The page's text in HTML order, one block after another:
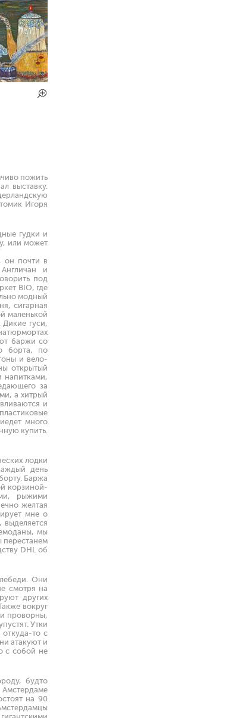
пожить
выставку.
Игоря
гудки и
или может
он почти в
и
под
BIO, где
модный
сигарная
маленькой
гуси,
баржи со
борта, по
и вело-
открытый
напитками,
за
а хитрый
и
много
купить.
лодки
день
Баржа
корзиной-
рыжими
желтая
мне о
мы
перестанем
DHL об
Они
смотря на
других
вокруг
проворны,
Утки
то с
атакуют и
с собой не
будто
на 90